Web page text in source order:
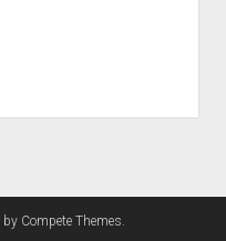
by Compete Themes.